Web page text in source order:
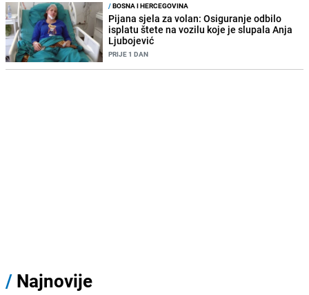
/BOSNA I HERCEGOVINA
Pijana sjela za volan: Osiguranje odbilo
isplatu štete na vozilu koje je slupala Anja
Ljubojević
PRIJE 1 DAN
/ Najnovije